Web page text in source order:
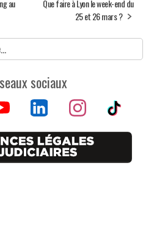
au
Que faire à Lyon le week-end du
25 et 26 mars ?
sociaux